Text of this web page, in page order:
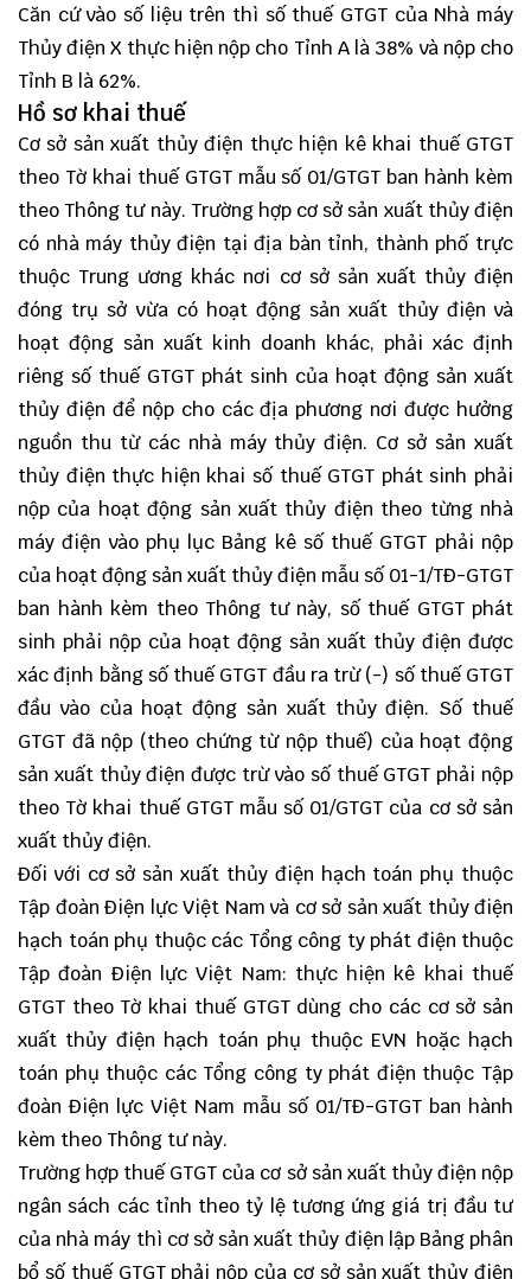
Căn cứ vào số liệu trên thì số thuế GTGT của Nhà máy
Thủy điện X thực hiện nộp cho Tỉnh A là 38% và nộp cho
Tỉnh B là 62%.
Hồ sơ khai thuế
Cơ sở sản xuất thủy điện thực hiện kê khai thuế GTGT
theo Tờ khai thuế GTGT mẫu số 01/GTGT ban hành kèm
theo Thông tư này. Trường hợp cơ sở sản xuất thủy điện
có nhà máy thủy điện tại địa bàn tỉnh, thành phố trực
thuộc Trung ương khác nơi cơ sở sản xuất thủy điện
đóng trụ sở vừa có hoạt động sản xuất thủy điện và
hoạt động sản xuất kinh doanh khác, phải xác định
riêng số thuế GTGT phát sinh của hoạt động sản xuất
thủy điện để nộp cho các địa phương nơi được hưởng
nguồn thu từ các nhà máy thủy điện. Cơ sở sản xuất
thủy điện thực hiện khai số thuế GTGT phát sinh phải
nộp của hoạt động sản xuất thủy điện theo từng nhà
máy điện vào phụ lục Bảng kê số thuế GTGT phải nộp
của hoạt động sản xuất thủy điện mẫu số01-1/TĐ-GTGT
ban hành kèm theo Thông tư này, số thuế GTGT phát
sinh phải nộp của hoạt động sản xuất thủy điện được
xác định bằng số thuế GTGT đầu ra trừ (-) số thuế GTGT
đầu vào của hoạt động sản xuất thủy điện. Số thuế
GTGT đã nộp (theo chứng từ nộp thuế) của hoạt động
sản xuất thủy điện được trừ vào số thuế GTGT phải nộp
theo Tờ khai thuế GTGT mẫu số 01/GTGT của cơ sở sản
xuất thủy điện.
Đối với cơ sở sản xuất thủy điện hạch toán phụ thuộc
Tập đoàn Điện lực Việt Nam và cơ sở sản xuất thủy điện
hạch toán phụ thuộc các Tổng công ty phát điện thuộc
Tập đoàn Điện lực Việt Nam: thực hiện kê khai thuế
GTGT theo Tờ khai thuế GTGT dùng cho các cơ sở sản
xuất thủy điện hạch toán phụ thuộc EVN hoặc hạch
toán phụ thuộc các Tổng công ty phát điện thuộc Tập
đoàn Điện lực Việt Nam mẫu số 01/TĐ-GTGTban hành
kèm theo Thông tư này.
Trường hợp thuế GTGT của cơ sở sản xuất thủy điện nộp
ngân sách các tỉnh theo tỷ lệ tương ứng giá trị đầu tư
của nhà máy thì cơ sở sản xuất thủy điện lập Bảng phân
bổ số thuế GTGT phải nộp của cơ sở sản xuất thủy điện